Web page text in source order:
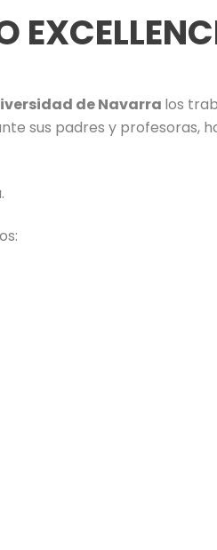
de Navarra los
sus padres y profesoras,